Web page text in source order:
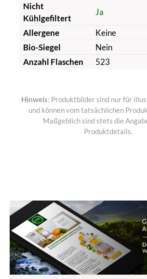
Nicht
Kühlgefiltert
Ja
Allergene
Keine
Bio-Siegel
Nein
Anzahl Flaschen
523
Hinweis: Produktbilder sind nur für
und können vom tatsächlichen
Maßgeblich sind stets die
Produktdetails.